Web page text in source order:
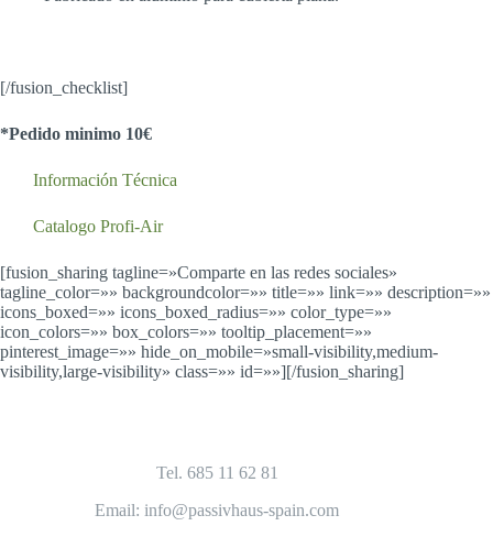
[/fusion_checklist]
*Pedido minimo 10€
Información Técnica
Catalogo Profi-Air
[fusion_sharing tagline=»Comparte en las redes sociales»
tagline_color=»» backgroundcolor=»» title=»» link=»» description=»»
icons_boxed=»» icons_boxed_radius=»» color_type=»»
icon_colors=»» box_colors=»» tooltip_placement=»»
pinterest_image=»» hide_on_mobile=»small-visibility,medium-
visibility,large-visibility» class=»» id=»»][/fusion_sharing]
Tel. 685 11 62 81
Email: info@passivhaus-spain.com